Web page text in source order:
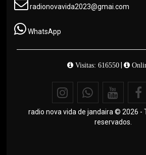
radionovavida2023@gmai.com
WhatsApp
Visitas: 616550 |
radio nova vida de jandaira © 2026 -
reservados.